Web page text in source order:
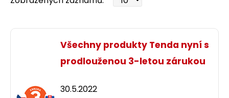
Všechny produkty Tenda nyní s
prodlouženou 3-letou zárukou
30.5.2022